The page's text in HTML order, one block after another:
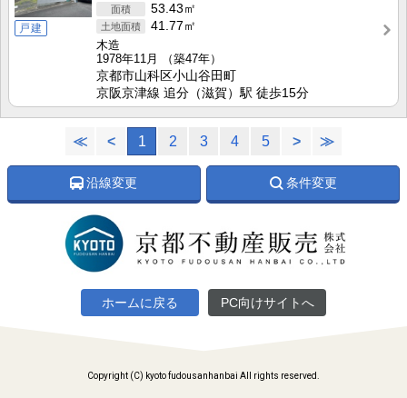
戸建
53.43㎡
41.77㎡
木造
1978年11月
（築47年）
京都市山科区小山谷田町
京阪京津線 追分（滋賀）駅 徒歩15分
≪ < 1 2 3 4 5 > ≫
沿線変更 条件変更
ホームに戻る PC向けサイトへ
Copyright (C) kyoto fudousanhanbai All rights reserved.